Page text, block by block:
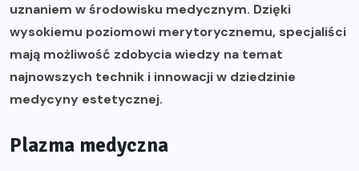
uznaniem w środowisku medycznym. Dzięki
wysokiemu poziomowi merytorycznemu, specjaliści
mają możliwość zdobycia wiedzy na temat
najnowszych technik i innowacji w dziedzinie
medycyny estetycznej.
Plazma medyczna